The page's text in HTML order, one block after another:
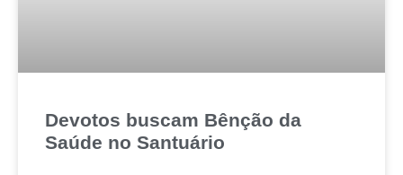
Devotos buscam Bênção da
Saúde no Santuário